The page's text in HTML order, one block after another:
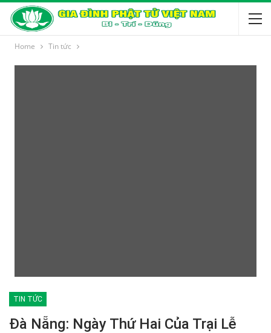
Home Tin tức
TIN TỨC
Đà Nẵng: Ngày Thứ Hai Của Trại Lễ